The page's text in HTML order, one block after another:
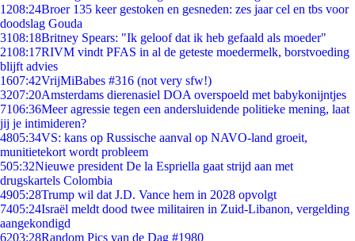
1208:24Broer 135 keer gestoken en gesneden: zes jaar cel en tbs voor
doodslag Gouda
3108:18Britney Spears: "Ik geloof dat ik heb gefaald als moeder"
2108:17RIVM vindt PFAS in al de geteste moedermelk, borstvoeding
blijft advies
1607:42VrijMiBabes #316 (not very sfw!)
3207:20Amsterdams dierenasiel DOA overspoeld met babykonijntjes
7106:36Meer agressie tegen een andersluidende politieke mening, laat
jij je intimideren?
4805:34VS: kans op Russische aanval op NAVO-land groeit,
munitietekort wordt probleem
505:32Nieuwe president De la Espriella gaat strijd aan met
drugskartels Colombia
4905:28Trump wil dat J.D. Vance hem in 2028 opvolgt
7405:24Israël meldt dood twee militairen in Zuid-Libanon, vergelding
aangekondigd
6203:28Random Pics van de Dag #1980